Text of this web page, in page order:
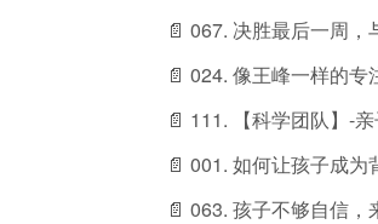
📄 067. 决胜最后一周
📄 024. 像王峰一样的
📄 111. 【科学团队】-
📄 001. 如何让孩子成
📄 063. 孩子不够自信